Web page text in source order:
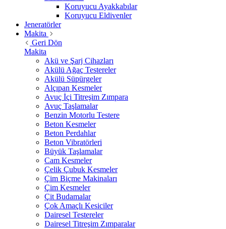
Koruyucu Ayakkabılar
Koruyucu Eldivenler
Jeneratörler
Makita
Geri Dön
Makita
Akü ve Şarj Cihazları
Akülü Ağaç Testereler
Akülü Süpürgeler
Alçıpan Kesmeler
Avuç İçi Titreşim Zımpara
Avuç Taşlamalar
Benzin Motorlu Testere
Beton Kesmeler
Beton Perdahlar
Beton Vibratörleri
Büyük Taşlamalar
Cam Kesmeler
Çelik Çubuk Kesmeler
Çim Biçme Makinaları
Çim Kesmeler
Çit Budamalar
Çok Amaçlı Kesiciler
Dairesel Testereler
Dairesel Titreşim Zımparalar